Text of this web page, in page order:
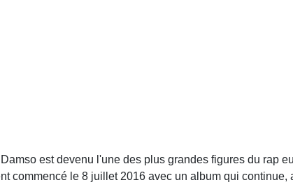
est devenu l'une des plus grandes figures du rap
commencé le 8 juillet 2016 avec un album qui